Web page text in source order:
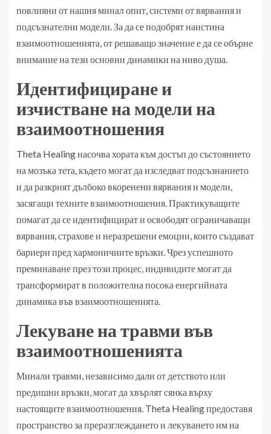
повлияни от нашия минал опит, системи от вярвания и
подсъзнателни модели. За да се подобрят наистина
взаимоотношенията, от решаващо значение е да се обърне
внимание на тези основни динамики на ниво душа.
Идентифициране и
изчистване на модели на
взаимоотношения
Theta Healing насочва хората към достъп до състоянието
на мозъка тета, където могат да изследват подсъзнанието
и да разкрият дълбоко вкоренени вярвания и модели,
засягащи техните взаимоотношения. Практикуващите
помагат да се идентифицират и освободят ограничаващи
вярвания, страхове и неразрешени емоции, които създават
бариери пред хармоничните връзки. Чрез успешното
преминаване през този процес, индивидите могат да
трансформират в положителна посока енергийната
динамика във взаимоотношенията.
Лекуване на травми във
взаимоотношенията
Минали травми, независимо дали от детството или
предишни връзки, могат да хвърлят сянка върху
настоящите взаимоотношения. Theta Healing предоставя
пространство за преразглеждането и лекуването им на